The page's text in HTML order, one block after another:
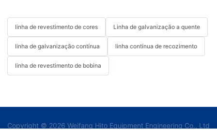
linha de revestimento de cores Linha de galvanização a quente
linha de galvanização contínua linha contínua de recozimento
linha de revestimento de bobina
Copyright © 2026 Weifang Hito Equipment Engineering Co., Ltd